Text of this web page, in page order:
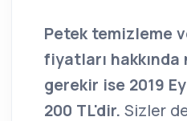
Petek temizleme
fiyatları
gerekir ise 2019
200 TL'dir. Sizler